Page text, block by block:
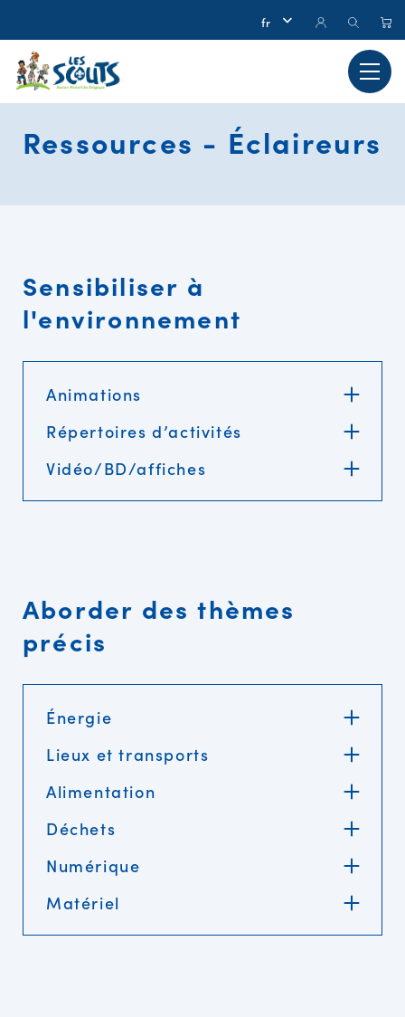
Ressources - Éclaireurs
Sensibiliser à
l'environnement
Animations
Répertoires d’activités
Vidéo/BD/affiches
Aborder des thèmes
précis
Énergie
Lieux et transports
Alimentation
Déchets
Numérique
Matériel